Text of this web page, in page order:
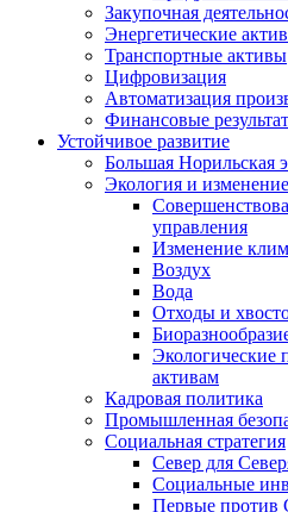
Закупочная
Энергетические
Транспортные активы
Цифровизация
Автоматизация
Финансовые
Устойчивое развитие
Большая Норильская
Экология и
управления
Изменение
Воздух
Вода
Отходы и
Экологические
активам
Кадровая политика
Промышленная
Социальная стратегия
Север для
Социальные
Первые против